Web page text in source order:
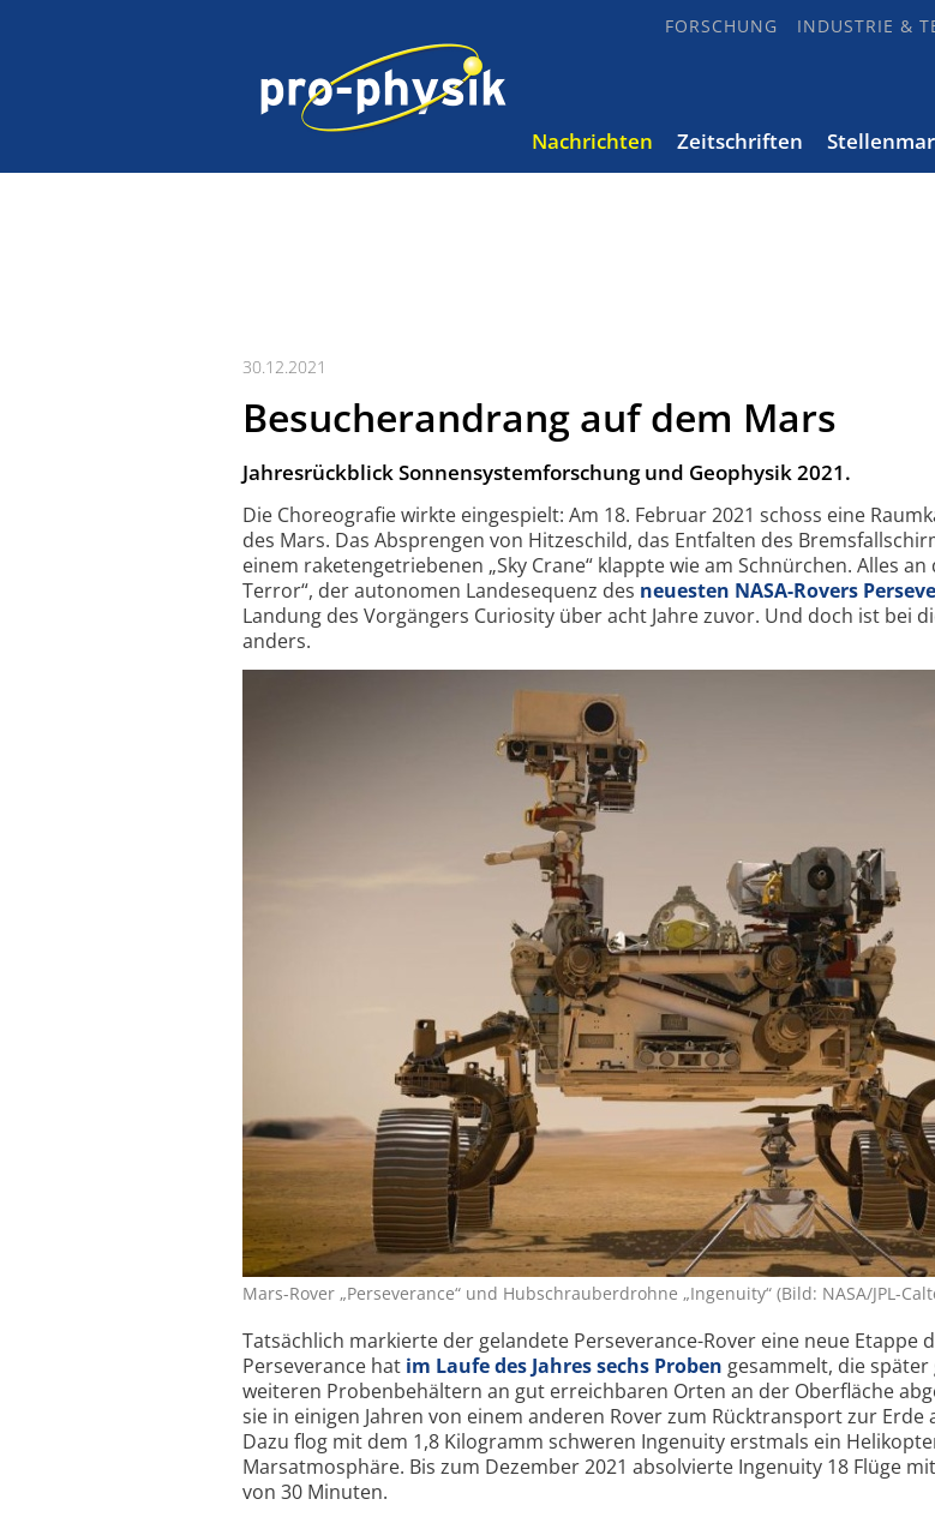
FORSCHUNG INDUSTRIE &
Nachrichten Zeitschriften
30.12.2021
Besucherandrang auf dem Mars
Jahresrückblick Sonnensystemforschung und Geophysik 2021.
Die Choreografie wirkte eingespielt: Am 18. Februar 2021 schoss eine
des Mars. Das Absprengen von Hitze­schild, das Entfalten des
einem raketen­getriebenen „Sky Crane“ klappte wie am Schnürchen. Alles
Terror“, der autonomen Lande­sequenz des neuesten NASA-Rovers
Landung des Vorgängers Curiosity über acht Jahre zuvor. Und doch ist bei
anders.
Mars-Rover „Perseverance“ und Hubschrauberdrohne „Ingenuity“ (Bild: NASA/JPL-
Tatsächlich markierte der gelandete Perseverance-Rover eine neue Etappe
Perseverance hat im Laufe des Jahres sechs Proben gesammelt, die
weiteren Probenbehältern an gut erreichbaren Orten an der Oberfläche
sie in einigen Jahren von einem anderen Rover zum Rücktransport zur Erde
Dazu flog mit dem 1,8 Kilogramm schweren Ingenuity erstmals ein
Marsatmosphäre. Bis zum Dezember 2021 absolvierte Ingenuity 18 Flüge
von 30 Minuten.